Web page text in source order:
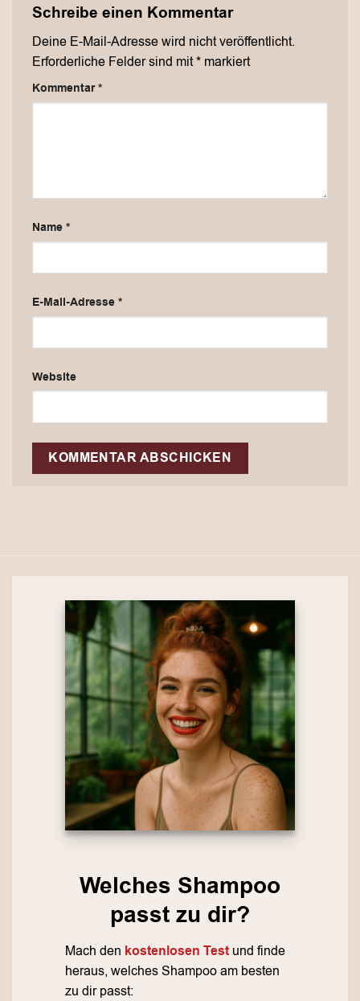
Schreibe einen Kommentar
Deine E-Mail-Adresse wird nicht veröffentlicht.
Erforderliche Felder sind mit* markiert
Kommentar*
Name*
E-Mail-Adresse*
Website
Welches Shampoo
passt zu dir?
Mach den kostenlosen Testund finde
heraus, welches Shampoo am besten
zu dir passt: